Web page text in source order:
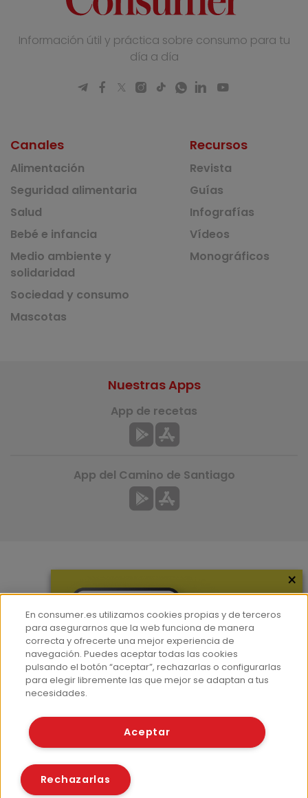
Información útil y práctica sobre consumo para tu
día a día
Canales
Alimentación
Seguridad alimentaria
Salud
Bebé e infancia
Medio ambiente y
solidaridad
Sociedad y consumo
Mascotas
Recursos
Revista
Guías
Infografías
Vídeos
Monográficos
Hemeroteca
Contacto
Prensa
Corpus Lingüístico Consumer
Nuestras Apps
App de recetas
App del Camino de Santiago
© Fundación EROSKI
Políticas de cookies
×
En consumer.es utilizamos cookies propias y de terceros
para asegurarnos que la web funciona de manera
correcta y ofrecerte una mejor experiencia de
navegación. Puedes aceptar todas las cookies
pulsando el botón “aceptar”, rechazarlas o configurarlas
para elegir libremente las que mejor se adaptan a tus
necesidades.
Aceptar
Rechazarlas